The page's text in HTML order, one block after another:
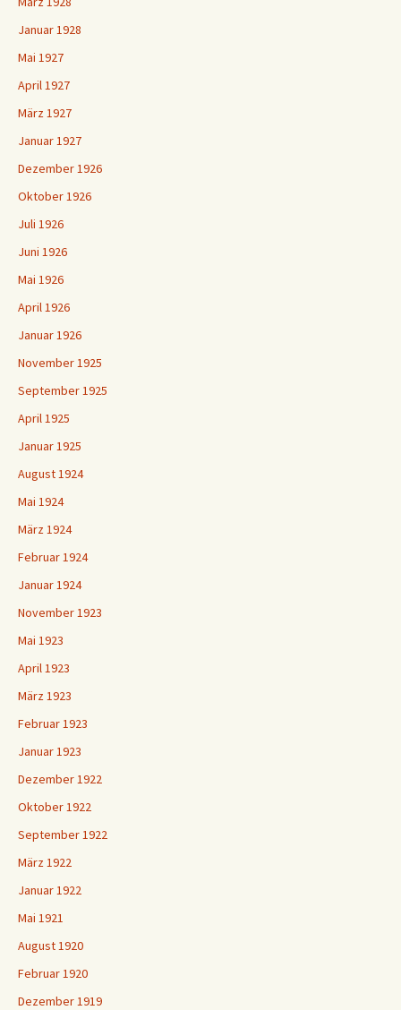
Januar 1928
Mai 1927
April 1927
März 1927
Januar 1927
Dezember 1926
Oktober 1926
Juli 1926
Juni 1926
Mai 1926
April 1926
Januar 1926
November 1925
September 1925
April 1925
Januar 1925
August 1924
Mai 1924
März 1924
Februar 1924
Januar 1924
November 1923
Mai 1923
April 1923
März 1923
Februar 1923
Januar 1923
Dezember 1922
Oktober 1922
September 1922
März 1922
Januar 1922
Mai 1921
August 1920
Februar 1920
Dezember 1919